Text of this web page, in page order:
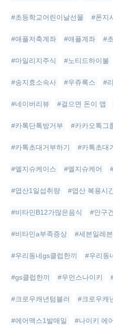
#초등학교어린이날선물 #폰지
#애플저축계좌 #애플계좌 #
#마일리지주식 #노티드하이볼
#송지효소속사 #우쥬록스 #
#네이버리뷰 #걸으면 돈이 앱
#카톡단톡방거부 #카카오톡그
#카톡초대거부하기 #카톡초대
#엘지슈케이스 #엘지슈케어
#엽산1일섭취량 #엽산 복용시
#비타민B12가많은음식 #안구
#비타민a부족증상 #세븐일레
#우리동네gs클럽한끼 #우리동
#gs클럽한끼 #우먼스나이키
#크로우캐년텀블러 #크로우캐
#에어맥스1발매일